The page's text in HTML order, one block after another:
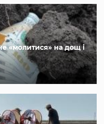
«молитися» на дощ і